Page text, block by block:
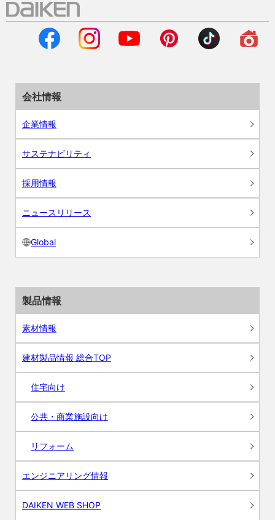
会社情報
企業情報
サステナビリティ
採用情報
ニュースリリース
Global
製品情報
素材情報
建材製品情報 総合TOP
住宅向け
公共・商業施設向け
リフォーム
エンジニアリング情報
DAIKEN WEB SHOP